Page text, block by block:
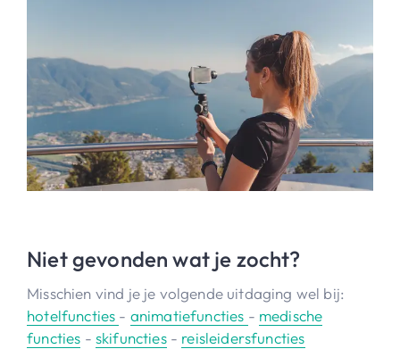
Niet gevonden wat je zocht?
Misschien vind je je volgende uitdaging wel bij:
hotelfuncties - animatiefuncties - medische
functies - skifuncties- reisleidersfuncties